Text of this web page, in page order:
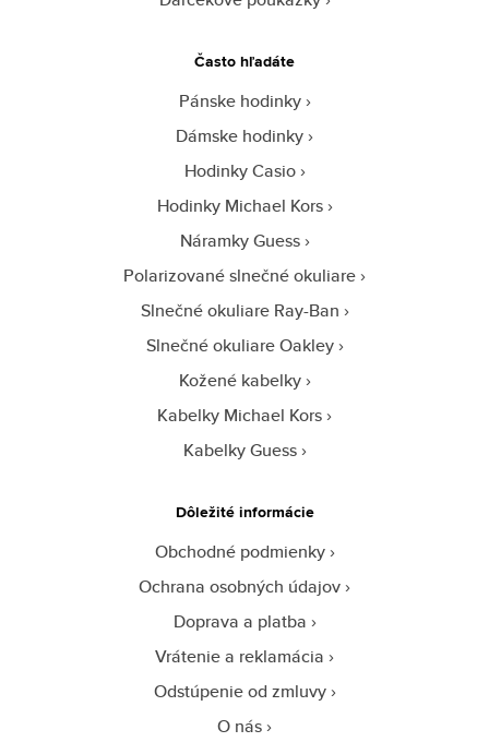
Často hľadáte
Pánske hodinky
Dámske hodinky
Hodinky Casio
Hodinky Michael Kors
Náramky Guess
Polarizované slnečné okuliare
Slnečné okuliare Ray-Ban
Slnečné okuliare Oakley
Kožené kabelky
Kabelky Michael Kors
Kabelky Guess
Dôležité informácie
Obchodné podmienky
Ochrana osobných údajov
Doprava a platba
Vrátenie a reklamácia
Odstúpenie od zmluvy
O nás